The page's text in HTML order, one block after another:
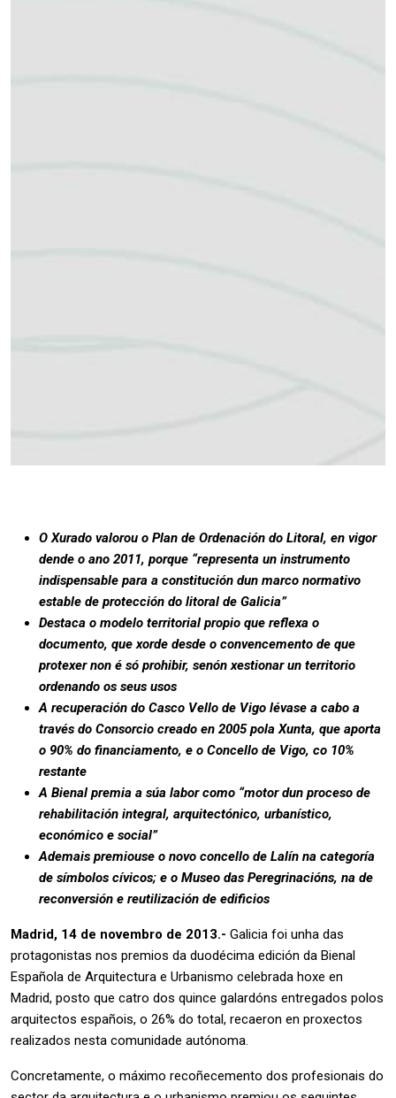
O Xurado valorou o Plan de Ordenación do Litoral, en vigor
dende o ano 2011, porque “representa un instrumento
indispensable para a constitución dun marco normativo
estable de protección do litoral de Galicia”
Destaca o modelo territorial propio que reflexa o
documento, que xorde desde o convencemento de que
protexer non é só prohibir, senón xestionar un territorio
ordenando os seus usos
A recuperación do Casco Vello de Vigo lévase a cabo a
través do Consorcio creado en 2005 pola Xunta, que aporta
o 90% do financiamento, e o Concello de Vigo, co 10%
restante
A Bienal premia a súa labor como “motor dun proceso de
rehabilitación integral, arquitectónico, urbanístico,
económico e social”
Ademais premiouse o novo concello de Lalín na categoría
de símbolos cívicos; e o Museo das Peregrinacións, na de
reconversión e reutilización de edificios
Madrid, 14 de novembro de 2013.- Galicia foi unha das
protagonistas nos premios da duodécima edición da Bienal
Española de Arquitectura e Urbanismo celebrada hoxe en
Madrid, posto que catro dos quince galardóns entregados polos
arquitectos españois, o 26% do total, recaeron en proxectos
realizados nesta comunidade autónoma.
Concretamente, o máximo recoñecemento dos profesionais do